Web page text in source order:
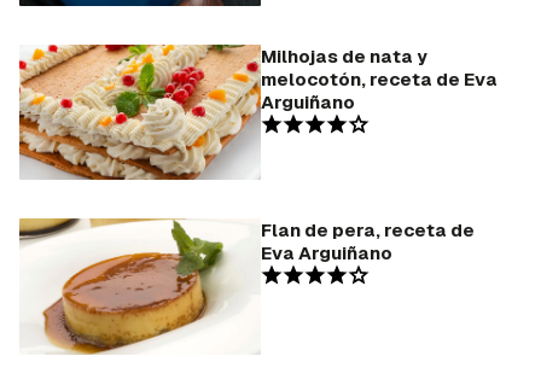
Milhojas de nata y
melocotón, receta de Eva
Arguiñano
Flan de pera, receta de
Eva Arguiñano